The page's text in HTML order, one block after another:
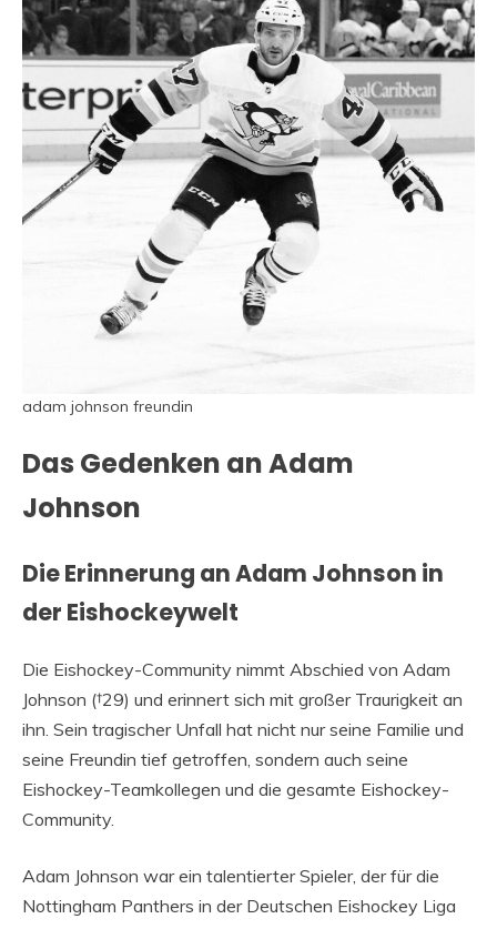
adam johnson freundin
Das Gedenken an Adam
Johnson
Die Erinnerung an Adam Johnson in
der Eishockeywelt
Die Eishockey-Community nimmt Abschied von Adam
Johnson (†29) und erinnert sich mit großer Traurigkeit an
ihn. Sein tragischer Unfall hat nicht nur seine Familie und
seine Freundin tief getroffen, sondern auch seine
Eishockey-Teamkollegen und die gesamte Eishockey-
Community.
Adam Johnson war ein talentierter Spieler, der für die
Nottingham Panthers in der Deutschen Eishockey Liga